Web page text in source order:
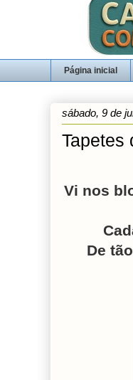
Página inicial
sábado, 9 de
Tapetes
Vi nos
De